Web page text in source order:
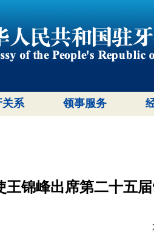
关系 领事服务
王锦峰出席第二十五